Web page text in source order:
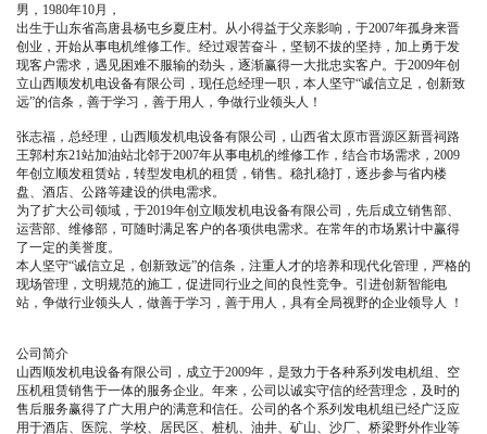
男，1980年10月，
出生于山东省高唐县杨屯乡夏庄村。从小得益于父亲影响，于2007年孤身来晋
创业，开始从事电机维修工作。经过艰苦奋斗，坚韧不拔的坚持，加上勇于发
现客户需求，遇见困难不服输的劲头，逐渐赢得一大批忠实客户。于2009年创
立山西顺发机电设备有限公司，现任总经理一职，本人坚守“诚信立足，创新致
远”的信条，善于学习，善于用人，争做行业领头人！
张志福，总经理，山西顺发机电设备有限公司，山西省太原市晋源区新晋祠路
王郭村东21站加油站北邻于2007年从事电机的维修工作，结合市场需求，2009
年创立顺发租赁站，转型发电机的租赁，销售。稳扎稳打，逐步参与省内楼
盘、酒店、公路等建设的供电需求。
为了扩大公司领域，于2019年创立顺发机电设备有限公司，先后成立销售部、
运营部、维修部，可随时满足客户的各项供电需求。在常年的市场累计中赢得
了一定的美誉度。
本人坚守“诚信立足，创新致远”的信条，注重人才的培养和现代化管理，严格的
现场管理，文明规范的施工，促进同行业之间的良性竞争。引进创新智能电
站，争做行业领头人，做善于学习，善于用人，具有全局视野的企业领导人 ！
公司简介
山西顺发机电设备有限公司，成立于2009年，是致力于各种系列发电机组、空
压机租赁销售于一体的服务企业。年来，公司以诚实守信的经营理念，及时的
售后服务赢得了广大用户的满意和信任。公司的各个系列发电机组已经广泛应
用于酒店、医院、学校、居民区、桩机、油井、矿山、沙厂、桥梁野外作业等